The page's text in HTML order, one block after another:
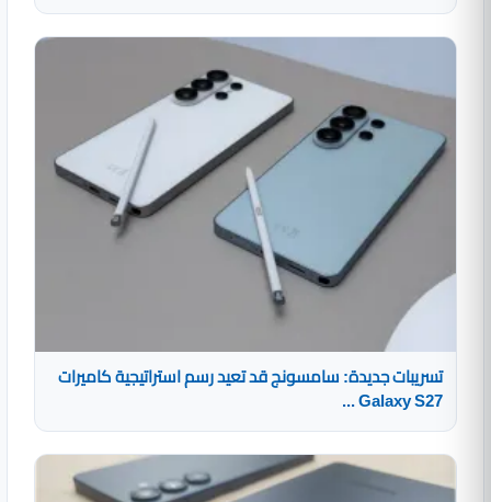
تسريبات جديدة: سامسونج قد تعيد رسم استراتيجية كاميرات
Galaxy S27 ...